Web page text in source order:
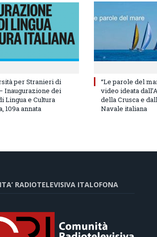
per Stranieri di
Inaugurazione dei
Lingua e Cultura
109a annata
“Le parole del
video ideata
della Crusca e
Navale italiana
RADIOTELEVISIVA ITALOFONA